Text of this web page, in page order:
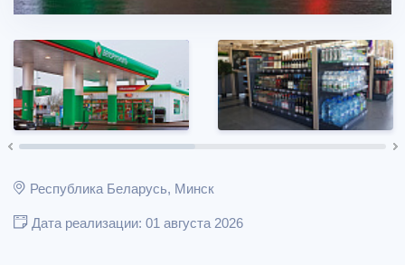
Республика Беларусь, Минск
Дата реализации: 01 августа 2026